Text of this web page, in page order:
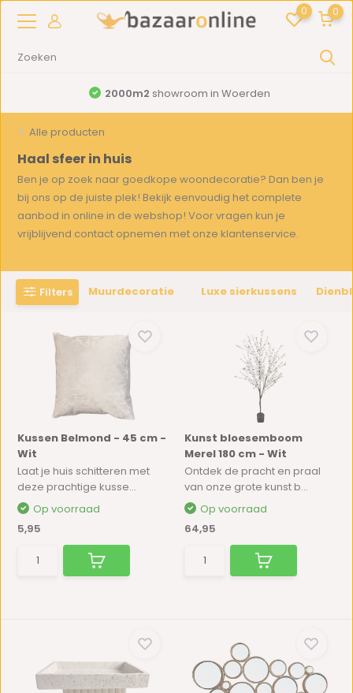
0 0
2000m2showroom in Woerden
Alle producten
Haal sfeer in huis
Ben je op zoek naar goedkope woondecoratie? Dan ben je
bij ons op de juiste plek! Bekijk eenvoudig het complete
aanbod in online in de webshop! Voor vragen kun je
vrijblijvend contact opnemen met onze klantenservice.
Filters Muurdecoratie Luxe sierkussens
Kussen Belmond - 45 cm -
Wit
Laat je huis schitteren met
deze prachtige kusse...
Op voorraad
5,95
Kunst bloesemboom
Merel 180 cm - Wit
Ontdek de pracht en praal
van onze grote kunst b...
Op voorraad
64,95